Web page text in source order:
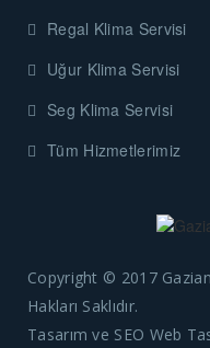
Regal Klima Servisi
Uğur Klima Servisi
Seg Klima Servisi
Tüm Hizmetlerimiz
Copyright © 2017
Hakları Saklıdır.
Tasarım ve SEO Web